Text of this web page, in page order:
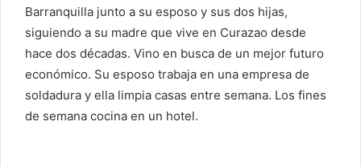
Barranquilla junto a su esposo y sus dos hijas,
siguiendo a su madre que vive en Curazao desde
hace dos décadas. Vino en busca de un mejor futuro
económico. Su esposo trabaja en una empresa de
soldadura y ella limpia casas entre semana. Los fines
de semana cocina en un hotel.